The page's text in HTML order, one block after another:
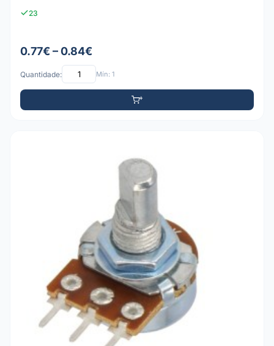
23
0.77€ – 0.84€
Quantidade: Mín: 1